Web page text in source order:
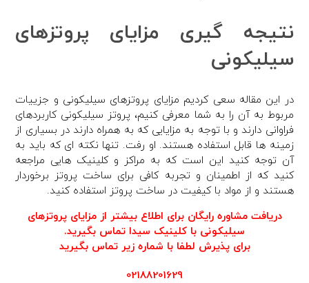
نتیجه گیری مزایای پروتزهای
سیلیکونی
در این مقاله سعی کردیم مزایای پروتزهای سیلیکونی و جزییات
مربوط به آن را به شما معرفی کنیم، پروتز سیلیکونی کاربردهای
فراوانی دارند و با توجه به مزایایی که به همراه دارند در بسیاری از
زمینه ها قابل استفاده هستند. او رفت. تنها نکته ای که باید به
آن توجه کنید این است که به مراکز و کلینیک هایی مراجعه
کنید که از اطمینان و تجربه کافی برای ساخت پروتز برخوردار
هستند و از مواد با کیفیت در ساخت پروتز استفاده کنید.
دریافت مشاوره رایگان برای اطلاع بیشتر از مزایای پروتزهای
سیلیکونی با کلینیک سیدا تماس بگیرید.
برای پذیرش لطفا با شماره زیر تماس بگیرید
02188201629